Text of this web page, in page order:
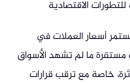
الاقتصادية
أسعار العملات في
ما لم تشهد الأسواق
خاصة مع ترقب قرارات